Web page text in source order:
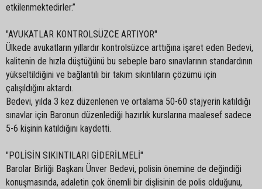
etkilenmektedirler.”
"AVUKATLAR KONTROLSÜZCE ARTIYOR"
Ülkede avukatların yıllardır kontrolsüzce arttığına işaret eden Bedevi,
kalitenin de hızla düştüğünü bu sebeple baro sınavlarının standardının
yükseltildiğini ve bağlantılı bir takım sıkıntıların çözümü için
çalışıldığını aktardı.
Bedevi, yılda 3 kez düzenlenen ve ortalama 50-60 stajyerin katıldığı
sınavlar için Baronun düzenlediği hazırlık kurslarına maalesef sadece
5-6 kişinin katıldığını kaydetti.
"POLİSİN SIKINTILARI GİDERİLMELİ"
Barolar Birliği Başkanı Ünver Bedevi, polisin önemine de değindiği
konuşmasında, adaletin çok önemli bir dişlisinin de polis olduğunu,